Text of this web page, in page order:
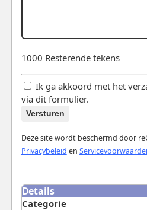
1000 Resterende tekens
Ik ga akkoord met het
via dit formulier.
Versturen
Deze site wordt beschermd door
Privacybeleid en
Details
Categorie